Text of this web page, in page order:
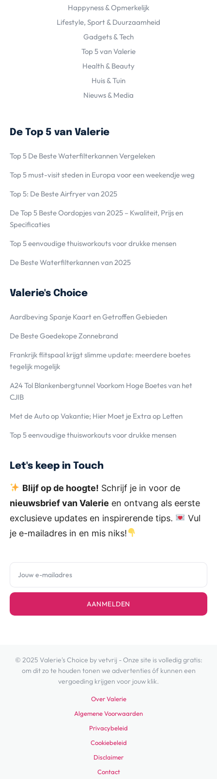
Happyness & Opmerkelijk
Lifestyle, Sport & Duurzaamheid
Gadgets & Tech
Top 5 van Valerie
Health & Beauty
Huis & Tuin
Nieuws & Media
De Top 5 van Valerie
Top 5 De Beste Waterfilterkannen Vergeleken
Top 5 must-visit steden in Europa voor een weekendje weg
Top 5: De Beste Airfryer van 2025
De Top 5 Beste Oordopjes van 2025 – Kwaliteit, Prijs en
Specificaties
Top 5 eenvoudige thuisworkouts voor drukke mensen
De Beste Waterfilterkannen van 2025
Valerie's Choice
Aardbeving Spanje Kaart en Getroffen Gebieden
De Beste Goedekope Zonnebrand
Frankrijk flitspaal krijgt slimme update: meerdere boetes
tegelijk mogelijk
A24 Tol Blankenbergtunnel Voorkom Hoge Boetes van het
CJIB
Met de Auto op Vakantie; Hier Moet je Extra op Letten
Top 5 eenvoudige thuisworkouts voor drukke mensen
Let's keep in Touch
Blijf op de hoogte! Schrijf je in voor de
nieuwsbrief van Valerie en ontvang als eerste
exclusieve updates en inspirerende tips.
Vul
je e-mailadres in en mis niks!
AANMELDEN
© 2025 Valerie's Choice by vetvrij - Onze site is volledig gratis:
om dit zo te houden tonen we advertenties óf kunnen een
vergoeding krijgen voor jouw klik.
Over Valerie
Algemene Voorwaarden
Privacybeleid
Cookiebeleid
Disclaimer
Contact